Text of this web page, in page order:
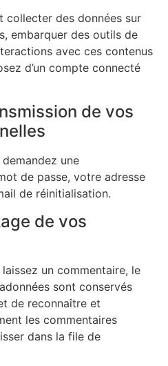
collecter des données sur
embarquer des outils de
avec ces contenus
d’un compte connecté
de vos
une
de passe, votre adresse
de réinitialisation.
de vos
laissez un commentaire, le
sont conservés
de reconnaître et
les commentaires
dans la file de